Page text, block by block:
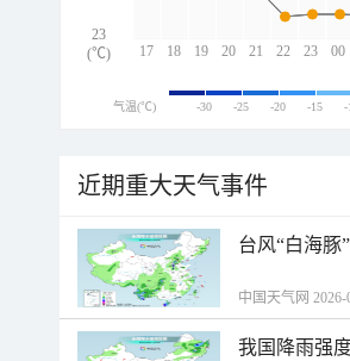
17 18 19 20 21 22 23 00
23
(℃)
气温(℃) -30 -25 -20 -15 -
近期重大天气事件
台风“白海豚
中国天气网 2026-
我国降雨强